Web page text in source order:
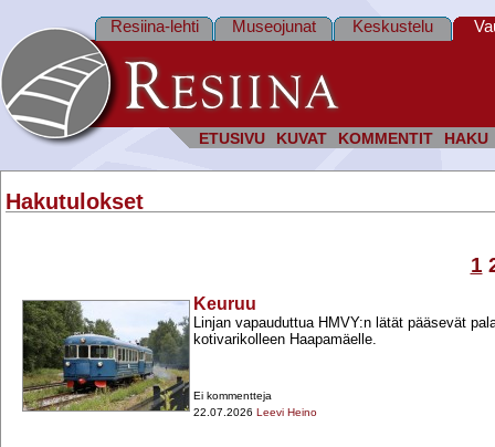
ETUSIVU KUVAT KOMMENTIT HAKU
Resiina-lehti Museojunat Keskustelu
Hakutulokset
1
Keuruu
Linjan vapauduttua HMVY:n lätät pääsevät
kotivarikolleen Haapamäelle.
Ei kommentteja
22.07.2026 Leevi Heino